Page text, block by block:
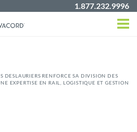
1.877.232.9996
DESLAURIERS RENFORCE SA DIVISION DES
EXPERTISE EN RAIL, LOGISTIQUE ET GESTION